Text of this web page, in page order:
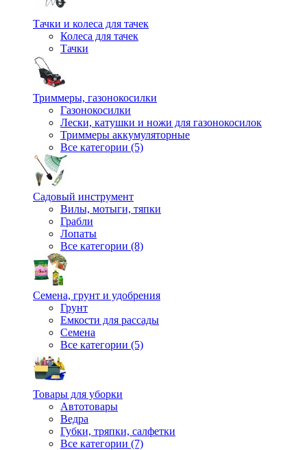
Тачки и колеса для тачек
Колеса для тачек
Тачки
Триммеры, газонокосилки
Газонокосилки
Лески, катушки и ножи для газонокосилок
Триммеры аккумуляторные
Все категории (5)
Садовый инструмент
Вилы, мотыги, тяпки
Грабли
Лопаты
Все категории (8)
Семена, грунт и удобрения
Грунт
Емкости для рассады
Семена
Все категории (5)
Товары для уборки
Автотовары
Ведра
Губки, тряпки, салфетки
Все категории (7)